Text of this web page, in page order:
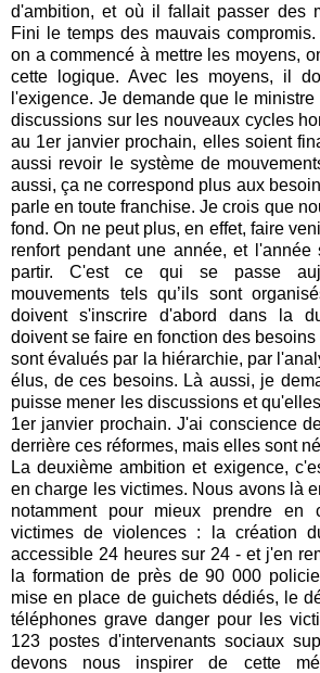
d'ambition, et où il fallait passer des
Fini le temps des mauvais
on a commencé à mettre les moyens,
cette logique. Avec les moyens, il
l'exigence. Je demande que le
discussions sur les nouveaux cycles
au 1er janvier prochain, elles soient
aussi revoir le système de
aussi, ça ne correspond plus aux
parle en toute franchise. Je crois que
fond. On ne peut plus, en effet, faire
renfort pendant une année, et l'année
partir. C'est ce qui se passe
mouvements tels qu’ils sont
doivent s'inscrire d'abord dans la
doivent se faire en fonction des besoins
sont évalués par la hiérarchie, par
élus, de ces besoins. Là aussi, je
puisse mener les discussions et
1er janvier prochain. J'ai conscience
derrière ces réformes, mais elles sont
La deuxième ambition et exigence,
en charge les victimes. Nous avons là
notamment pour mieux prendre en
victimes de violences : la création
accessible 24 heures sur 24 - et j'en
la formation de près de 90 000
mise en place de guichets dédiés, le
téléphones grave danger pour les
123 postes d'intervenants sociaux
devons nous inspirer de cette